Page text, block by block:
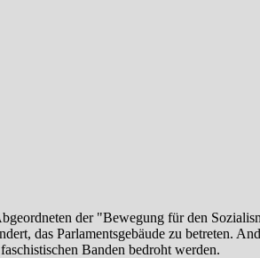
der "Bewegung für den
das Parlamentsgebäude zu betreten.
Banden bedroht werden.